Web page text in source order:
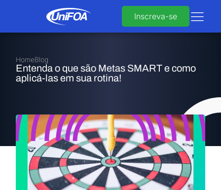
Inscreva-se
HomeBlog
Entenda o que são Metas SMART e como
aplicá-las em sua rotina!